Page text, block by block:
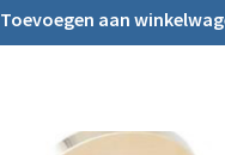
Toevoegen aan